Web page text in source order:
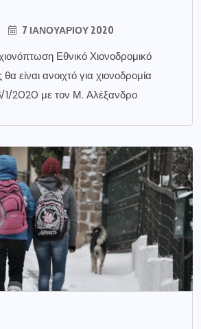
7 ΙΑΝΟΥΑΡΊΟΥ 2020
Εθνικό Χιονοδρομικό
είναι ανοιχτό για χιονοδρομία
1/2020 με τον Μ. Αλέξανδρο